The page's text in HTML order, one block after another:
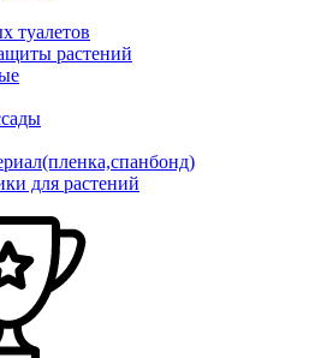
туалетов
растений
для растений